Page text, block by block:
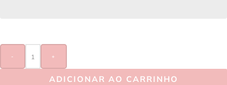
- +
ADICIONAR AO CARRINHO